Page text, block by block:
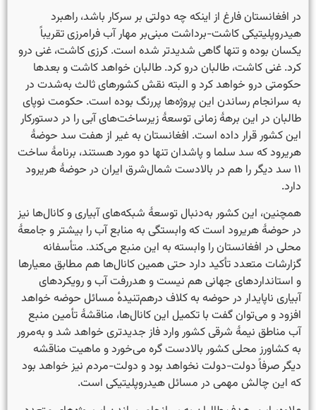
در افغانستان فارغ از اینکه چه دولتی بر سرکار باشد، راهبرد
هیدروپلیتیکی کاشت-برداشت مبنی‌بر مهار آب فرامرزی تقریباً
یکسان بوده و تنها گاهی شدیدتر شده است. کرزی کاشت، غنی درو
کرد. غنی کاشت، طالبان درو کرد. طالبان خواهد کاشت و بعدها
حکومتی درو خواهد کرد و البته نقش کشورهای ثالث به‌شدت در
به سرانجام رساندن این پروژه‌ها پررنگ بوده است. حکومت نوپای
طالبان در این برههٔ زمانی توسعهٔ زیرساخت‌های‌ آبی را در دستورکار
این کشور قرار داده است. افغانستان به غیر از هفت سد حوضهٔ
هریرود که سد سلما و پاشدان تنها دو مورد هستند، برنامهٔ ساخت
۱۱ سد دیگر را هم در بالادست شمال‌شرق ایران در حوضهٔ هریرود
دارد.
همچنین، این کشور به‌دنبال توسعهٔ شبکه‌های آبیاری و کانال‌ها نیز
در حوضهٔ هریرود است که وابستگی به منابع آب را بیشتر و جامعهٔ
محلی در افغانستان را وابسته به این منبع می‌کند. متأسفانه
گزارشات متعدد تأکید دارد حتی همین کانال‌ها هم مطابق معیارها
و استانداردهای جهانی هم نیست و هدررفت آب و رویکردهای
آبیاری ناپایدار در حوضه به کلاف درهم‌تنیده‌ٔ مسائل حوضه خواهد
افزود و می‌توان گفت با تکمیل این کانال‌ها، مناقشهٔ تأمین منبع
آب مناطق نیمهٔ شرقی کشور وارد فاز جدیدتری خواهد شد و به‌مرور
به کشاورز محلی کشور بالادست گره می‌خورد و ماهیت مناقشه
دیگر صرفاً دولت-دولت نخواهد بود و دولت-مردم نیز خواهد بود
که این چالش مهمی در مسائل هیدروپلیتیکی است.